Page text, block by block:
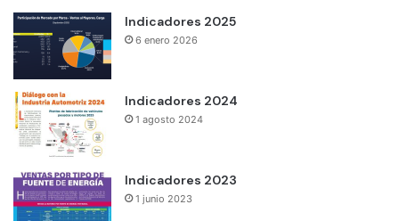
Indicadores 2025
6 enero 2026
Indicadores 2024
1 agosto 2024
Indicadores 2023
1 junio 2023